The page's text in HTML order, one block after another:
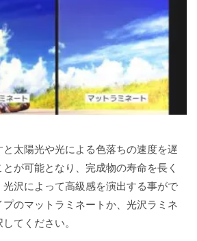
太陽光や光による色落ちの速度を遅
が可能となり、完成物の寿命を長く
沢によって高級感を演出する事がで
のマットラミネートか、光沢ラミネ
てください。